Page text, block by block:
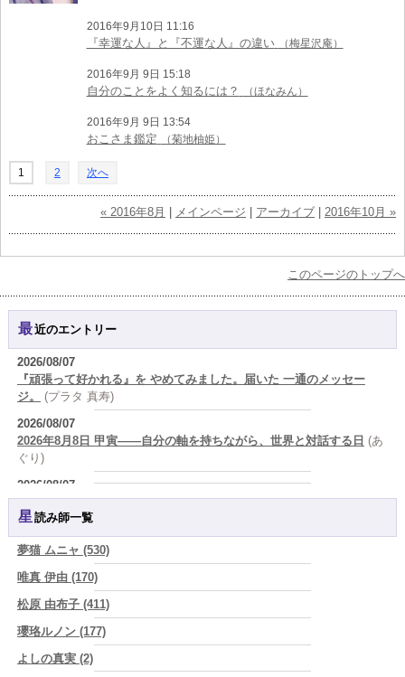
2016年9月10日 11:16
『幸運な人』と『不運な人』の違い （梅星沢庵）
2016年9月 9日 15:18
自分のことをよく知るには？ （ほなみん）
2016年9月 9日 13:54
おこさま鑑定 （菊地柚姫）
1 2 次へ
« 2016年8月 メインページ アーカイブ 2016年10月 »
このページのトップへ
最近のエントリー
2026/08/07
『頑張って好かれる』を やめてみました。届いた 一通のメッセー
ジ。
(プラタ 真寿)
2026/08/07
2026年8月8日 甲寅――自分の軸を持ちながら、世界と対話する日 (あ
ぐり)
2026/08/07
新しいことに触れると、自分の中の回路がひらく｜好奇心を持ち続け
る楽しさ (美月マーシャ)
2026/08/07
2026年8月7日 癸丑 自分を消さずに、調和を育てる日 (あぐり)
時間は前に進んでいく。後悔は消せないけれど未来を変えていくこと
ができる (真巳華 - Mamika -)
2026/08/07
「いいお母さん」という仮面を外した日に、鏡の中に立っていたのは
星読み師一覧
夢猫 ムニャ (530)
唯真 伊由 (170)
松原 由布子 (411)
瓔珞ルノン (177)
よしの真実 (2)